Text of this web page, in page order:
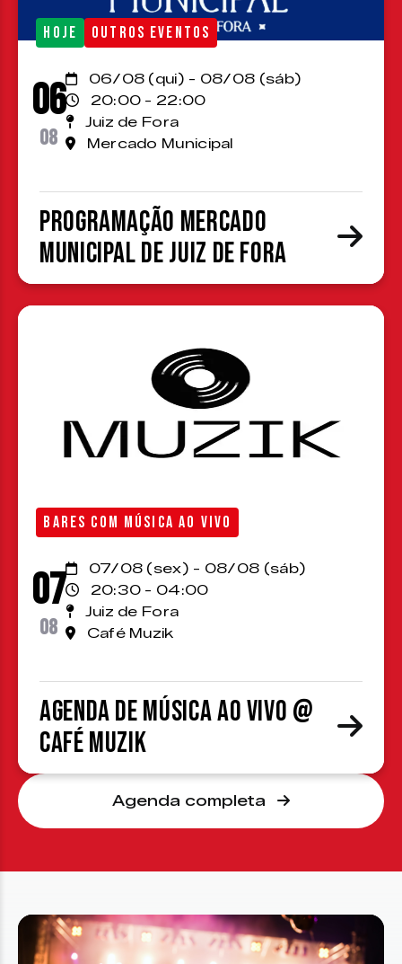
HOJE OUTROS EVENTOS
06
08
06/08 (qui) - 08/08 (sáb)
20:00 - 22:00
Juiz de Fora
Mercado Municipal
Programação Mercado
Municipal de Juiz de Fora
BARES COM MÚSICA AO VIVO
07
08
07/08 (sex) - 08/08 (sáb)
20:30 - 04:00
Juiz de Fora
Café Muzik
Agenda de Música ao Vivo @
Café Muzik
Agenda completa